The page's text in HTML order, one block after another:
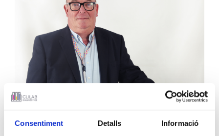
Consentiment Detalls Informació